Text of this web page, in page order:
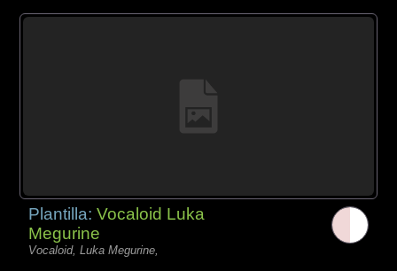
Plantilla:Vocaloid Luka
Megurine
Vocaloid, Luka Megurine,